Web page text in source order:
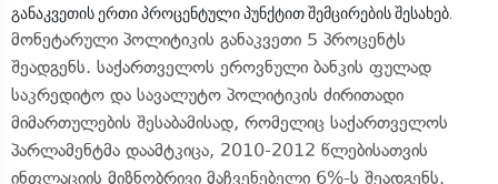
განაკვეთის ერთი პროცენტული პუნქტით შემცირების შესახებ.
მონეტარული პოლიტიკის განაკვეთი 5 პროცენტს
შეადგენს. საქართველოს ეროვნული ბანკის ფულად
საკრედიტო და სავალუტო პოლიტიკის ძირითადი
მიმართულების შესაბამისად, რომელიც საქართველოს
პარლამენტმა დაამტკიცა, 2010-2012 წლებისათვის
ინფლაციის მიზნობრივი მაჩვენებელი 6%-ს შეადგენს.